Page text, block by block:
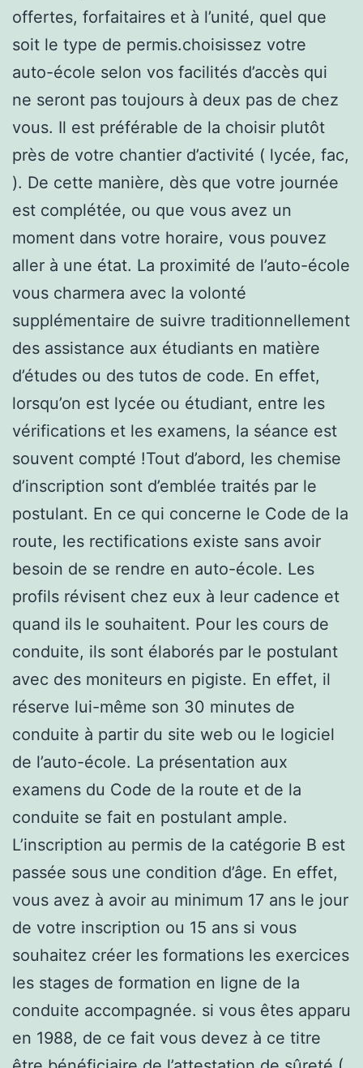
offertes, forfaitaires et à l’unité, quel que
soit le type de permis.choisissez votre
auto-école selon vos facilités d’accès qui
ne seront pas toujours à deux pas de chez
vous. Il est préférable de la choisir plutôt
près de votre chantier d’activité ( lycée, fac,
). De cette manière, dès que votre journée
est complétée, ou que vous avez un
moment dans votre horaire, vous pouvez
aller à une état. La proximité de l’auto-école
vous charmera avec la volonté
supplémentaire de suivre traditionnellement
des assistance aux étudiants en matière
d’études ou des tutos de code. En effet,
lorsqu’on est lycée ou étudiant, entre les
vérifications et les examens, la séance est
souvent compté !Tout d’abord, les chemise
d’inscription sont d’emblée traités par le
postulant. En ce qui concerne le Code de la
route, les rectifications existe sans avoir
besoin de se rendre en auto-école. Les
profils révisent chez eux à leur cadence et
quand ils le souhaitent. Pour les cours de
conduite, ils sont élaborés par le postulant
avec des moniteurs en pigiste. En effet, il
réserve lui-même son 30 minutes de
conduite à partir du site web ou le logiciel
de l’auto-école. La présentation aux
examens du Code de la route et de la
conduite se fait en postulant ample.
L’inscription au permis de la catégorie B est
passée sous une condition d’âge. En effet,
vous avez à avoir au minimum 17 ans le jour
de votre inscription ou 15 ans si vous
souhaitez créer les formations les exercices
les stages de formation en ligne de la
conduite accompagnée. si vous êtes apparu
en 1988, de ce fait vous devez à ce titre